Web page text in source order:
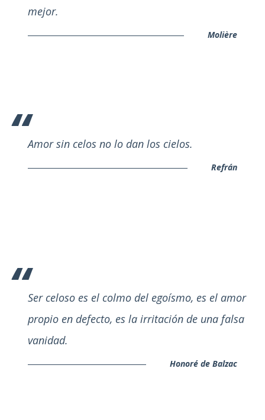
mejor.
Molière
Amor sin celos no lo dan los cielos.
Refrán
Ser celoso es el colmo del egoísmo, es el amor
propio en defecto, es la irritación de una falsa
vanidad.
Honoré de Balzac